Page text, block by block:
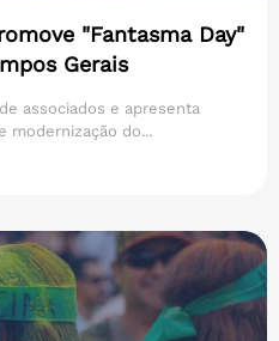
"Fantasma Day"
Gerais
associados e apresenta
modernização do...